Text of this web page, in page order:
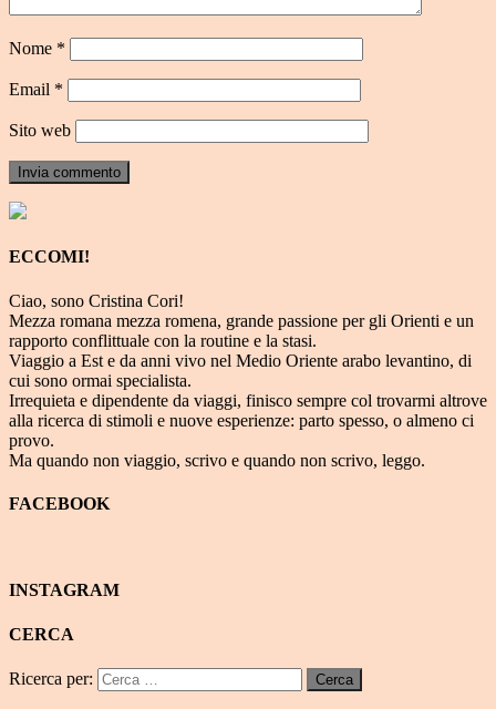
Nome *
Email *
Sito web
ECCOMI!
Ciao, sono Cristina Cori!
Mezza romana mezza romena, grande passione per gli Orienti e un
rapporto conflittuale con la routine e la stasi.
Viaggio a Est e da anni vivo nel Medio Oriente arabo levantino, di
cui sono ormai specialista.
Irrequieta e dipendente da viaggi, finisco sempre col trovarmi altrove
alla ricerca di stimoli e nuove esperienze: parto spesso, o almeno ci
provo.
Ma quando non viaggio, scrivo e quando non scrivo, leggo.
FACEBOOK
INSTAGRAM
CERCA
Ricerca per: